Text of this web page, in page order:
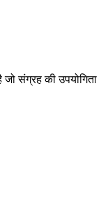
संग्रह की उपयोगिता